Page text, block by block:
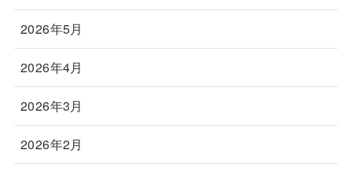
2026年5月
2026年4月
2026年3月
2026年2月